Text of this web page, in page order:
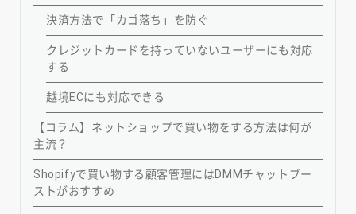
決済方法で「カゴ落ち」を防ぐ
クレジットカードを持っていないユーザーにも対応
する
越境ECにも対応できる
【コラム】ネットショップで買い物をする方法は何が
主流？
Shopifyで買い物する顧客管理にはDMMチャットブー
ストがおすすめ